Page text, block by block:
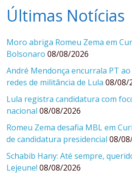
Últimas Notícias
Moro abriga Romeu Zema em
Bolsonaro 08/08/2026
André Mendonça encurrala PT
redes de militância de Lula 08/08/
Lula registra candidatura com
nacional 08/08/2026
Romeu Zema desafia MBL em
de candidatura presidencial 08/
Schabib Hany: Até sempre,
Lejeune! 08/08/2026